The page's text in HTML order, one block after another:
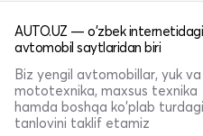
AUTO.UZ — o'zbek
avtomobil saytlaridan biri
Biz yengil avtomobillar, yuk
mototexnika, maxsus texnika
hamda boshqa ko'plab
tanlovini taklif etamiz